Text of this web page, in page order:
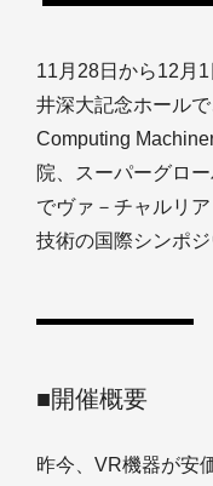
11月28日から12月
井深大記念ホール
Computing
院、スーパーグロ
でヴァ－チャルリ
技術の国際シンポジ
■開催概要
昨今、VR機器が安